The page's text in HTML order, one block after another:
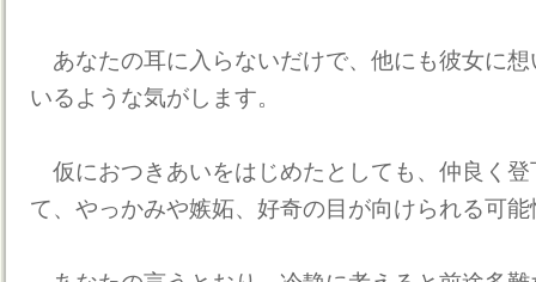
あなたの耳に入らないだけで、他にも彼女に
いるような気がします。
仮におつきあいをはじめたとしても、仲良く
て、やっかみや嫉妬、好奇の目が向けられる可